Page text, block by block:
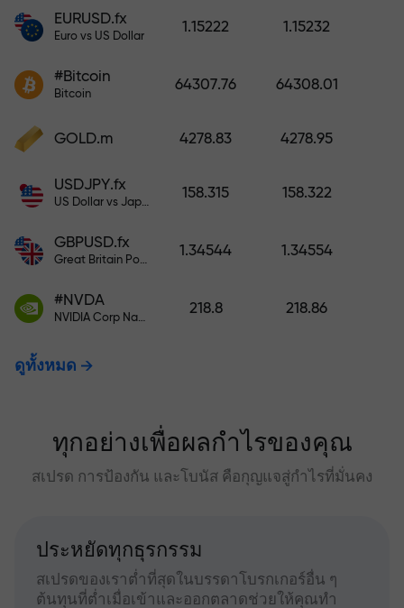
ผิด ยิ่งฝากมาก ตัวคูณยิ่งสูง
EURUSD.fx
Euro vs US Dollar
1.15222 1.15232
#Bitcoin
Bitcoin
64307.76 64308.01
GOLD.m 4278.83 4278.95
USDJPY.fx
US Dollar vs Japanese Yen
158.315 158.322
GBPUSD.fx
Great Britain Pound vs US Dollar
1.34544 1.34554
#NVDA
NVIDIA Corp Nasdaq Stock Exchange (Nasdaq) USD
218.8 218.86
ดูทั้งหมด
ทุกอย่างเพื่อผลกำไรของคุณ
สเปรด การป้องกัน และโบนัส คือกุญแจสู่กำไรที่มั่นคง
ประหยัดทุกธุรกรรม
สเปรดของเราต่ำที่สุดในบรรดาโบรกเกอร์อื่น ๆ
ต้นทุนที่ต่ำเมื่อเข้าและออกตลาดช่วยให้คุณทำ